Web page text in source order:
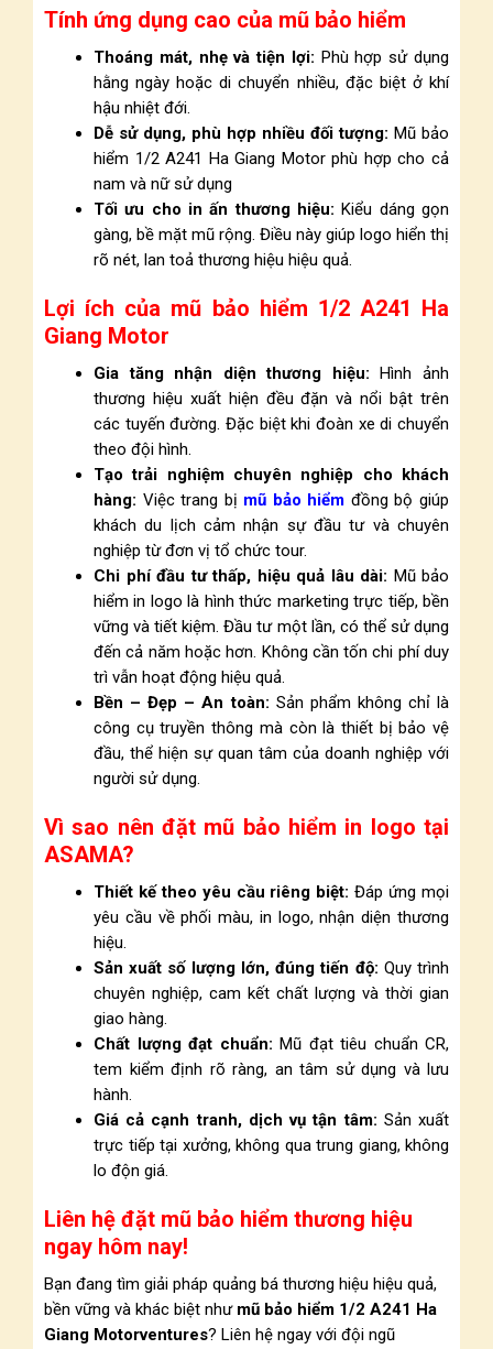
Tính ứng dụng cao của mũ bảo hiểm
Thoáng mát, nhẹ và tiện lợi: Phù hợp sử dụng
hằng ngày hoặc di chuyển nhiều, đặc biệt ở khí
hậu nhiệt đới.
Dễ sử dụng, phù hợp nhiều đối tượng: Mũ bảo
hiểm 1/2 A241 Ha Giang Motor phù hợp cho cả
nam và nữ sử dụng
Tối ưu cho in ấn thương hiệu: Kiểu dáng gọn
gàng, bề mặt mũ rộng. Điều này giúp logo hiển thị
rõ nét, lan toả thương hiệu hiệu quả.
Lợi ích của mũ bảo hiểm 1/2 A241 Ha
Giang Motor
Gia tăng nhận diện thương hiệu: Hình ảnh
thương hiệu xuất hiện đều đặn và nổi bật trên
các tuyến đường. Đặc biệt khi đoàn xe di chuyển
theo đội hình.
Tạo trải nghiệm chuyên nghiệp cho khách
hàng: Việc trang bị mũ bảo hiểm đồng bộ giúp
khách du lịch cảm nhận sự đầu tư và chuyên
nghiệp từ đơn vị tổ chức tour.
Chi phí đầu tư thấp, hiệu quả lâu dài: Mũ bảo
hiểm in logo là hình thức marketing trực tiếp, bền
vững và tiết kiệm. Đầu tư một lần, có thể sử dụng
đến cả năm hoặc hơn. Không cần tốn chi phí duy
trì vẫn hoạt động hiệu quả.
Bền – Đẹp – An toàn: Sản phẩm không chỉ là
công cụ truyền thông mà còn là thiết bị bảo vệ
đầu, thể hiện sự quan tâm của doanh nghiệp với
người sử dụng.
Vì sao nên đặt mũ bảo hiểm in logo tại
ASAMA?
Thiết kế theo yêu cầu riêng biệt: Đáp ứng mọi
yêu cầu về phối màu, in logo, nhận diện thương
hiệu.
Sản xuất số lượng lớn, đúng tiến độ: Quy trình
chuyên nghiệp, cam kết chất lượng và thời gian
giao hàng.
Chất lượng đạt chuẩn: Mũ đạt tiêu chuẩn CR,
tem kiểm định rõ ràng, an tâm sử dụng và lưu
hành.
Giá cả cạnh tranh, dịch vụ tận tâm: Sản xuất
trực tiếp tại xưởng, không qua trung giang, không
lo độn giá.
Liên hệ đặt mũ bảo hiểm thương hiệu
ngay hôm nay!
Bạn đang tìm giải pháp quảng bá thương hiệu hiệu quả,
bền vững và khác biệt như mũ bảo hiểm 1/2 A241 Ha
Giang Motorventures? Liên hệ ngay với đội ngũ